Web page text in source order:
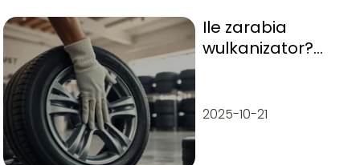
Ile zarabia
wulkanizator?
2025-10-21